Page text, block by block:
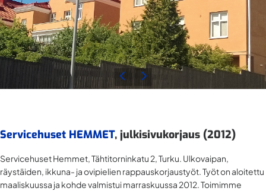
Servicehuset HEMMET, julkisivukorjaus (2012)
Servicehuset Hemmet, Tähtitorninkatu 2, Turku. Ulkovaipan,
räystäiden, ikkuna- ja ovipielien rappauskorjaustyöt. Työt on aloitettu
maaliskuussa ja kohde valmistui marraskuussa 2012. Toimimme